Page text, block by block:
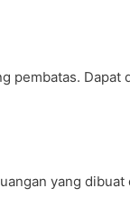
yang